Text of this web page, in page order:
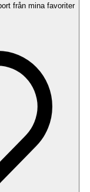
från mina favoriter